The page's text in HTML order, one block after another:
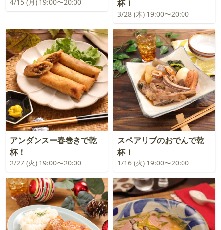
4/15 (月) 19:00〜20:00 杯！
3/28 (木) 19:00〜20:00
アンダンスー春巻きで乾
杯！
2/27 (火) 19:00〜20:00
スペアリブのおでんで乾
杯！
1/16 (火) 19:00〜20:00